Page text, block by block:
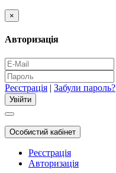
×
Авторизація
Реєстрація | Забули пароль?
Особистий кабінет
Реєстрація
Авторизація